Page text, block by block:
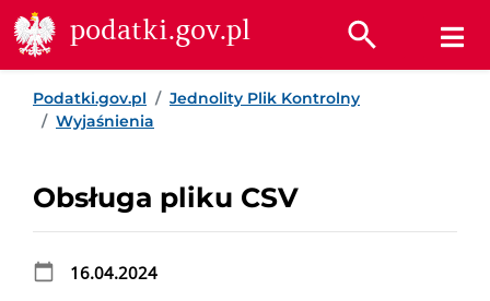
Przejdź do treści
Przejdź do wyszukiwarki
Przejdź do stopki
podatki.gov.pl
Podatki.gov.pl
Jednolity Plik Kontrolny
Wyjaśnienia
Obsługa pliku CSV
16.04.2024